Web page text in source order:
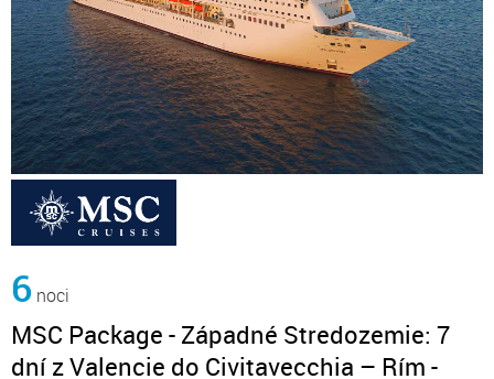
6 noci
MSC Package - Západné Stredozemie: 7
dní z Valencie do Civitavecchia – Rím -